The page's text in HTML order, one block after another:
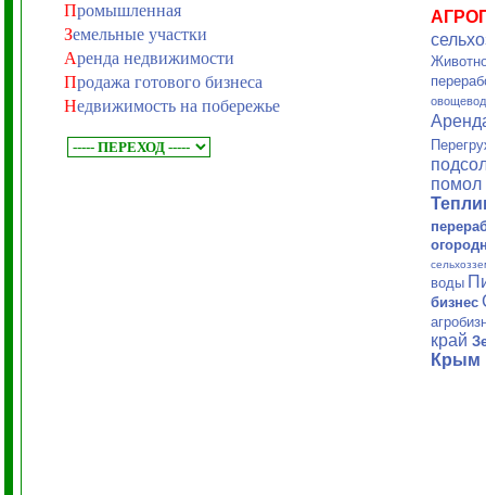
Промышленная
Земельные участки
Аренда недвижимости
Продажа готового бизнеса
Недвижимость на побережье
помол
воды
бизнес
край
Крым